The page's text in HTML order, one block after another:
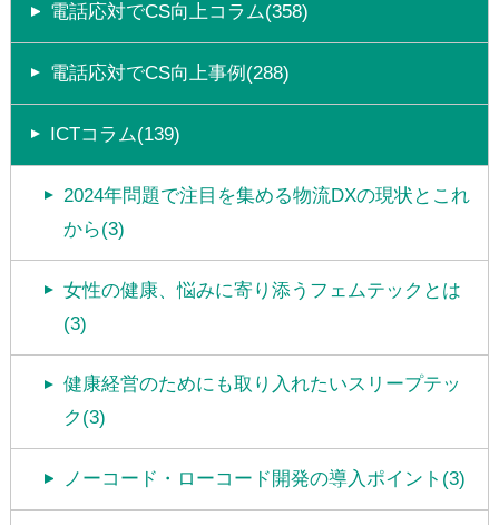
電話応対でCS向上コラム(358)
電話応対でCS向上事例(288)
ICTコラム(139)
2024年問題で注目を集める物流DXの現状とこれ
から(3)
女性の健康、悩みに寄り添うフェムテックとは
(3)
健康経営のためにも取り入れたいスリープテッ
ク(3)
ノーコード・ローコード開発の導入ポイント(3)